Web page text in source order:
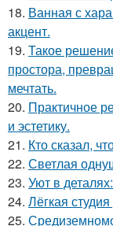
18. Ванная с
акцент.
19. Такое
простора,
мечтать.
20. Практичное
и эстетику.
21. Кто сказал,
22. Светлая
23. Уют в
24. Лёгкая
25.